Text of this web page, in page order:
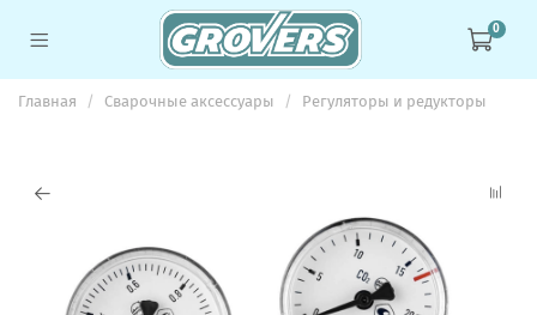
0
Главная Сварочные аксессуары Регуляторы и редукторы